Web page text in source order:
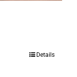
Details